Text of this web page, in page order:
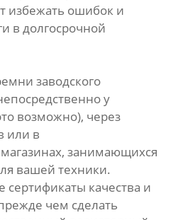
избежать ошибок и
в долгосрочной
заводского
у
возможно), через
или в
занимающихся
вашей техники.
сертификаты качества и
чем сделать